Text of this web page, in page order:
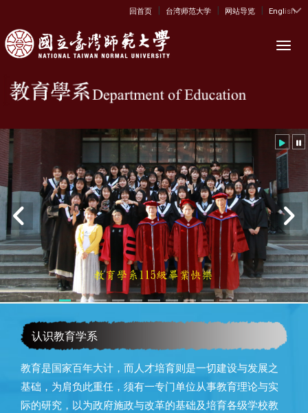
:::
回首页 | 台湾师范大学 | 网站导览 | English
认识教育学系
教育是国家百年大计，而人才培育则是一切建设与发展之
基础，为肩负此重任，须有一专门单位从事教育理论与实
际的研究，以为政府施政与改革的基础及培育各级学校教